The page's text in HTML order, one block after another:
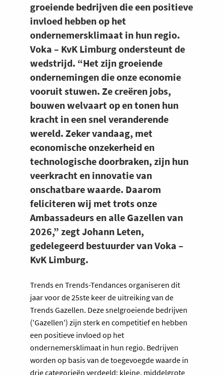
groeiende bedrijven die een positieve
invloed hebben op het
ondernemersklimaat in hun regio.
Voka – KvK Limburg ondersteunt de
wedstrijd. “Het zijn groeiende
ondernemingen die onze economie
vooruit stuwen. Ze creëren jobs,
bouwen welvaart op en tonen hun
kracht in een snel veranderende
wereld. Zeker vandaag, met
economische onzekerheid en
technologische doorbraken, zijn hun
veerkracht en innovatie van
onschatbare waarde. Daarom
feliciteren wij met trots onze
Ambassadeurs en alle Gazellen van
2026,” zegt Johann Leten,
gedelegeerd bestuurder van Voka –
KvK Limburg.
Trends en Trends-Tendances organiseren dit
jaar voor de 25ste keer de uitreiking van de
Trends Gazellen. Deze snelgroeiende bedrijven
('Gazellen') zijn sterk en competitief en hebben
een positieve invloed op het
ondernemersklimaat in hun regio. Bedrijven
worden op basis van de toegevoegde waarde in
drie categorieën verdeeld: kleine, middelgrote